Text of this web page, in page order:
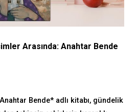
Arasında: Anahtar Bende
Bende* adlı kitabı, gündelik